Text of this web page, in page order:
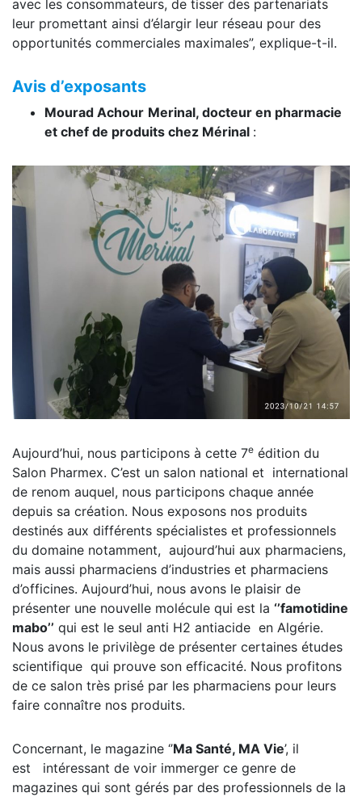
avec les consommateurs, de tisser des partenariats
leur promettant ainsi d’élargir leur réseau pour des
opportunités commerciales maximales”, explique-t-il.
Avis d’exposants
Mourad Achour Merinal, docteur en pharmacie
et chef de produits chez Mérinal :
Aujourd’hui, nous participons à cette 7e édition du
Salon Pharmex. C’est un salon national et international
de renom auquel, nous participons chaque année
depuis sa création. Nous exposons nos produits
destinés aux différents spécialistes et professionnels
du domaine notamment, aujourd’hui aux pharmaciens,
mais aussi pharmaciens d’industries et pharmaciens
d’officines. Aujourd’hui, nous avons le plaisir de
présenter une nouvelle molécule qui est la ‘’famotidine
mabo’’ qui est le seul anti H2 antiacide en Algérie.
Nous avons le privilège de présenter certaines études
scientifique qui prouve son efficacité. Nous profitons
de ce salon très prisé par les pharmaciens pour leurs
faire connaître nos produits.
Concernant, le magazine ‘’Ma Santé, MA Vie’, il
est intéressant de voir immerger ce genre de
magazines qui sont gérés par des professionnels de la